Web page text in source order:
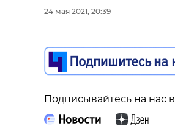
24 мая 2021, 20:39
Подписывайтесь на нас в